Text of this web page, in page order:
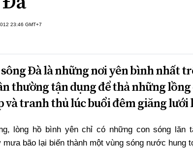
23:46 GMT+7
Đà là những nơi yên bình nhất
thường tận dụng để thả những
và tranh thủ lúc buổi đêm giăng lưới
lòng hồ bình yên chỉ có những con sóng lăn
mưa bão lại biến thành một vùng sóng nước hung